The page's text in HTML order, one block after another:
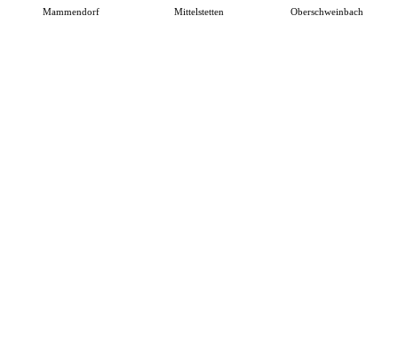
Mammendorf Mittelstetten Oberschweinbach